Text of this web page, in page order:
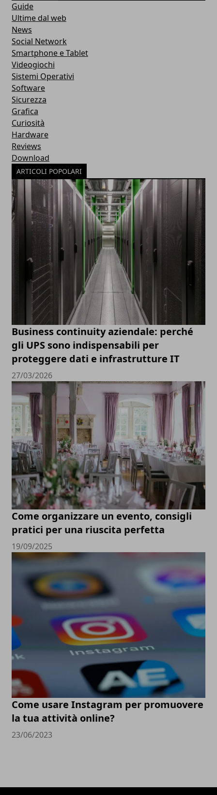
Guide
Ultime dal web
News
Social Network
Smartphone e Tablet
Videogiochi
Sistemi Operativi
Software
Sicurezza
Grafica
Curiosità
Hardware
Reviews
Download
ARTICOLI POPOLARI
Business continuity aziendale: perché
gli UPS sono indispensabili per
proteggere dati e infrastrutture IT
27/03/2026
Come organizzare un evento, consigli
pratici per una riuscita perfetta
19/09/2025
Come usare Instagram per promuovere
la tua attività online?
23/06/2023